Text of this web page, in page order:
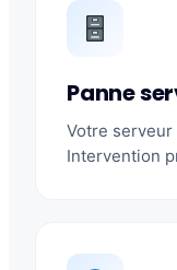
Panne
Votre
Intervention